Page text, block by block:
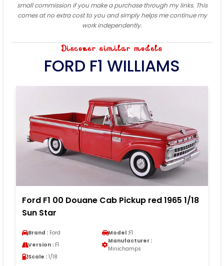
small commission if you make a purchase through my links. This
comes at no extra cost to you and simply helps me continue my
work independently.
Discover similar models
FORD F1 WILLIAMS
Ford F1 00 Douane Cab Pickup red 1965 1/18
Sun Star
Brand : Ford Model :F1
Version : F1
Manufacturer :
Minichamps
Scale : 1/18